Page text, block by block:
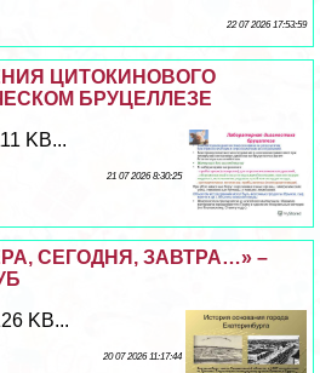
22 07 2026 17:53:59
ЦИТОКИНОВОГО
БРУЦЕЛЛЕЗЕ
KB...
21 07 2026 8:30:25
СЕГОДНЯ, ЗАВТРА…» –
KB...
20 07 2026 11:17:44